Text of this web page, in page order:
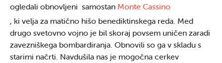
ogledali obnovljeni samostan Monte Cassino
, ki velja za matično hišo benediktinskega reda. Med
drugo svetovno vojno je bil skoraj povsem uničen zaradi
zavezniškega bombardiranja. Obnovili so ga v skladu s
starimi načrti. Navdušila nas je mogočna cerkev